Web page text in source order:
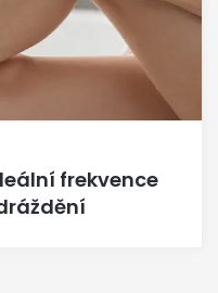
frekvence